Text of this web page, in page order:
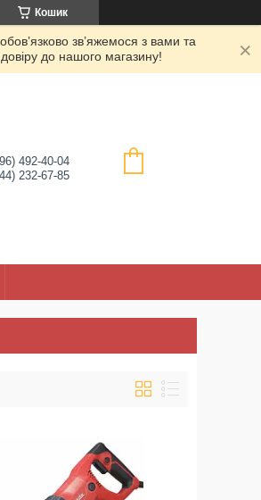
Кошик
зв’яжемося з вами та
до нашого магазину!
492-40-04
232-67-85